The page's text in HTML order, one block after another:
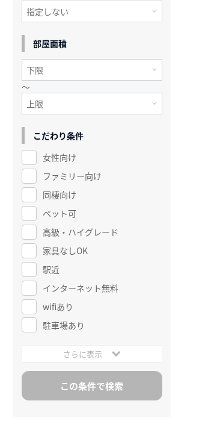
部屋面積
～
こだわり条件
女性向け
ファミリー向け
同棲向け
ペット可
高級・ハイグレード
家具なしOK
駅近
インターネット無料
wifiあり
駐車場あり
さらに表示